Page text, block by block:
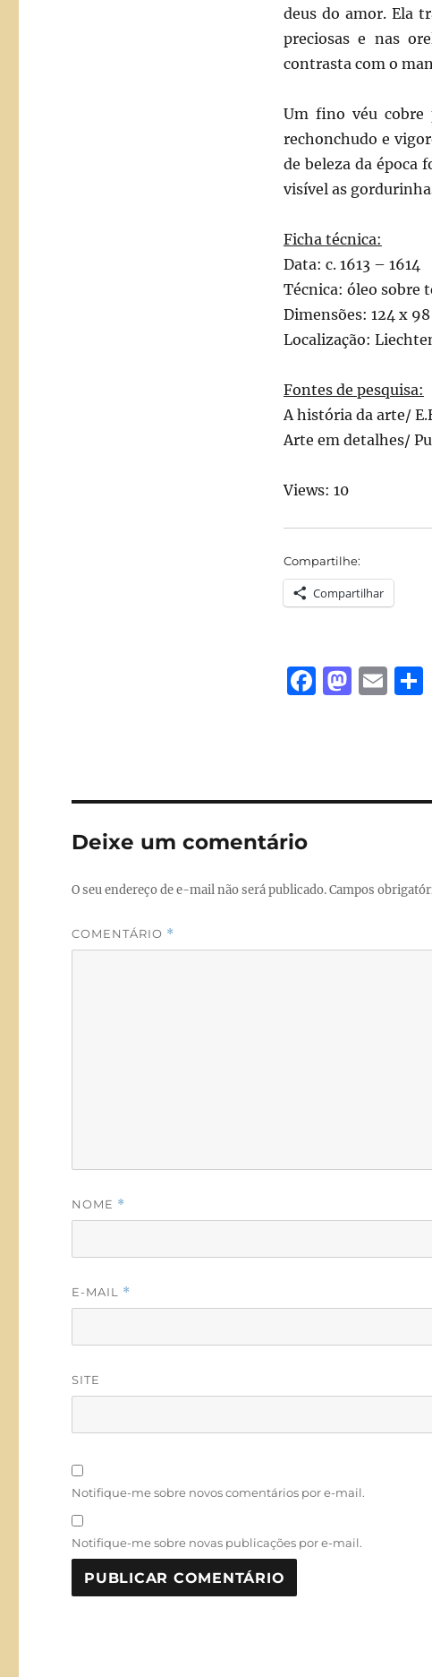
deus do amor. Ela
preciosas e nas
contrasta com o
Um fino véu cobre
rechonchudo e
de beleza da época
visível as
Ficha técnica:
Data: c. 1613 – 1614
Técnica: óleo sobre
Dimensões: 124 x
Localização:
Fontes de pesquisa:
A história da arte/
Arte em detalhes/
Views: 10
Compartilhe:
Compartilhar
F
b
k
M
d
E S
Deixe um comentário
O seu endereço de e-mail não será publicado.Campos
COMENTÁRIO *
NOME *
E-MAIL *
SITE
Notifique-me sobre novos comentários por e-mail.
Notifique-me sobre novas publicações por e-mail.